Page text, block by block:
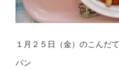
１月２５日（金）のこんだて
パン